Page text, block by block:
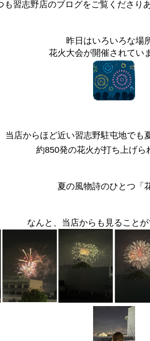
も習志野店のブログをご覧くださり
昨日はいろいろな場
花火大会が開催されてい
当店からほど近い習志野駐屯地でも
約850発の花火が打ち上げら
夏の風物詩のひとつ「
なんと、当店からも見ること